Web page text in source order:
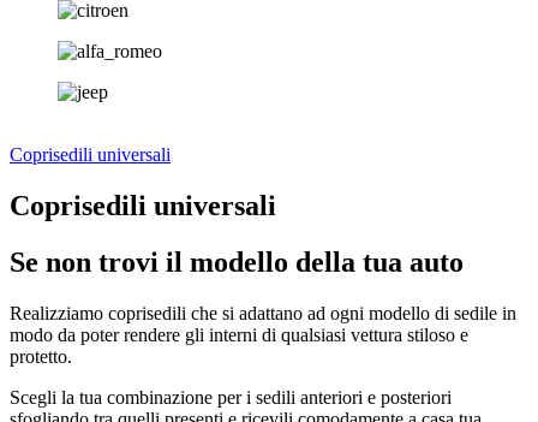
Coprisedili universali
Coprisedili universali
Se non trovi il modello della tua auto
Realizziamo coprisedili che si adattano ad ogni modello di sedile in
modo da poter rendere gli interni di qualsiasi vettura stiloso e
protetto.
Scegli la tua combinazione per i sedili anteriori e posteriori